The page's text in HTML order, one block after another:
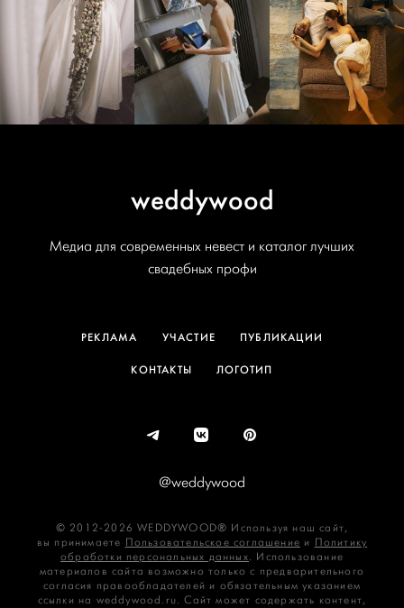
weddywood
Медиа для современных невест и каталог лучших
свадебных профи
РЕКЛАМА УЧАСТИЕ ПУБЛИКАЦИИ
КОНТАКТЫ ЛОГОТИП
@weddywood
© 2012-2026 WEDDYWOOD® Используя наш сайт,
вы принимаете
Пользовательское соглашение и
Политику
обработки персональных данных. Использование
материалов сайта возможно только с предварительного
согласия правообладателей и обязательным указанием
ссылки на weddywood.ru. Сайт может содержать контент,